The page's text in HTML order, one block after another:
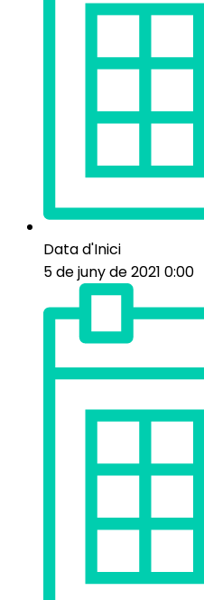
Data d'Inici
5 de juny de 2021 0:00